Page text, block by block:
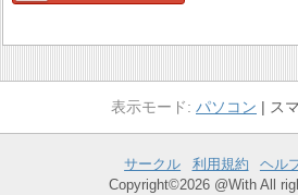
パソコン ス
サークル 利用規約 ヘル
Copyright©2026 @With All